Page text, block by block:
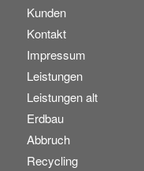
Kunden
Kontakt
Impressum
Leistungen
Leistungen alt
Erdbau
Abbruch
Recycling